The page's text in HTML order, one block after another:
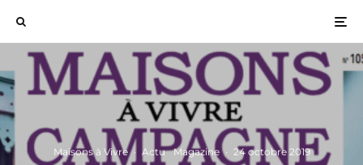
Maisons à Vivre · Actu Magazine · 24 octobre 2019